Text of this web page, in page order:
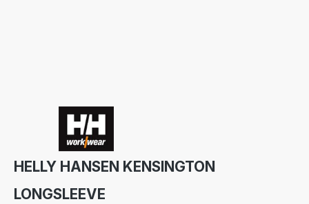
HELLY HANSEN KENSINGTON
LONGSLEEVE